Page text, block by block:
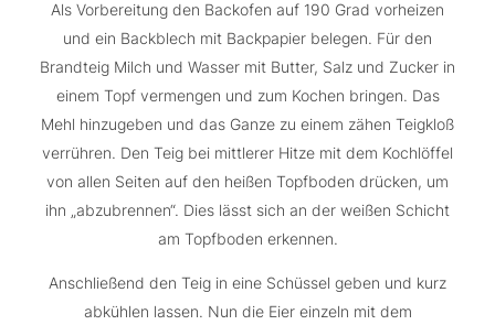
Als Vorbereitung den Backofen auf 190 Grad vorheizen
und ein Backblech mit Backpapier belegen. Für den
Brandteig Milch und Wasser mit Butter, Salz und Zucker in
einem Topf vermengen und zum Kochen bringen. Das
Mehl hinzugeben und das Ganze zu einem zähen Teigkloß
verrühren. Den Teig bei mittlerer Hitze mit dem Kochlöffel
von allen Seiten auf den heißen Topfboden drücken, um
ihn „abzubrennen“. Dies lässt sich an der weißen Schicht
am Topfboden erkennen.
Anschließend den Teig in eine Schüssel geben und kurz
abkühlen lassen. Nun die Eier einzeln mit dem